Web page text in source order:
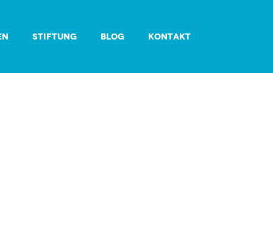
STIFTUNG BLOG KONTAKT